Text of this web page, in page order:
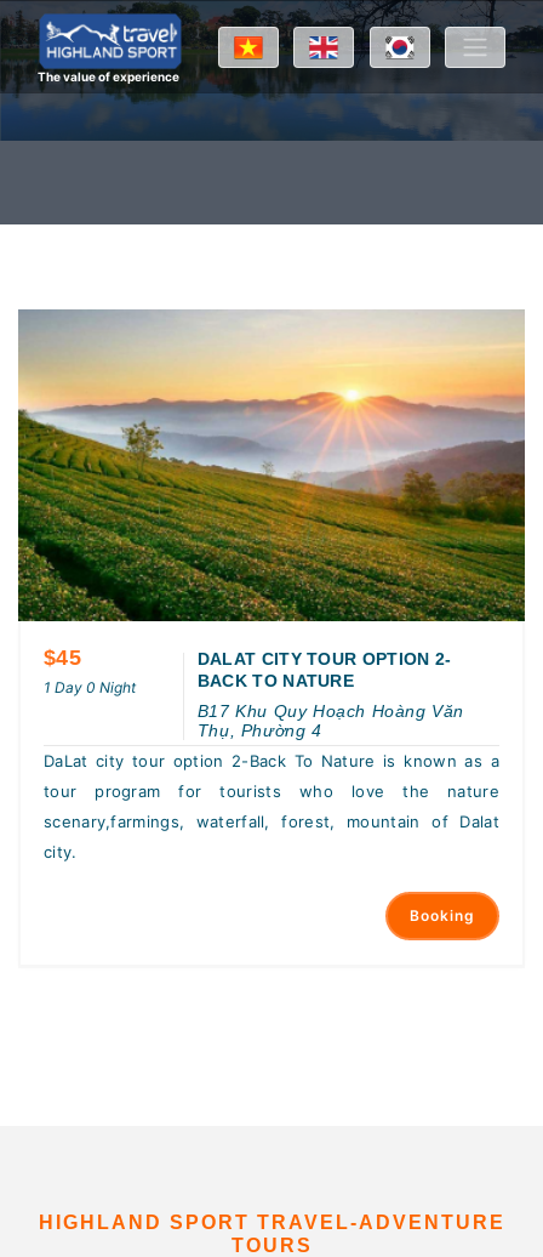
The value of experience
$45
1 Day 0 Night
DALAT CITY TOUR OPTION 2-
BACK TO NATURE
B17 Khu Quy Hoạch Hoàng Văn
Thụ, Phường 4
DaLat city tour option 2-Back To Nature is known as a
tour program for tourists who love the nature
scenary,farmings, waterfall, forest, mountain of Dalat
city.
Booking
HIGHLAND SPORT TRAVEL-ADVENTURE
TOURS